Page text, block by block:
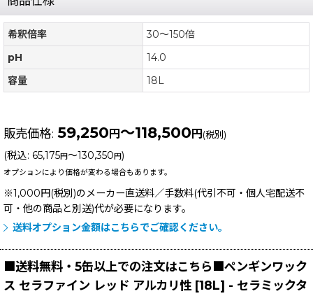
希釈倍率
30〜150倍
pH
14.0
容量
18L
販売価格: 59,250 円 ～118,500 円 (税別)
(税込: 65,175円～130,350 円)
オプションにより価格が変わる場合もあります。
※1,000円(税別)のメーカー直送料／手数料(代引不可・個人宅配送不
可・他の商品と別送)代が必要になります。
送料オプション金額はこちらでご確認ください。
■送料無料・5缶以上での注文はこちら■ペンギンワック
ス セラファイン レッド アルカリ性 [18L] - セラミックタ